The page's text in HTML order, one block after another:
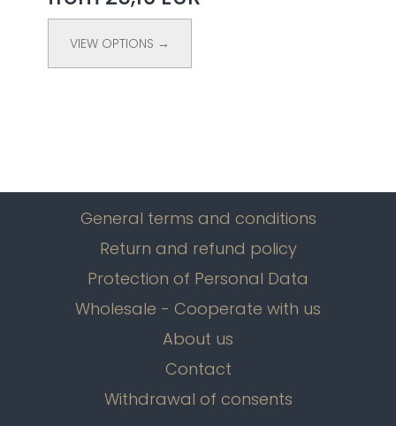
VIEW OPTIONS →
General terms and conditions
Return and refund policy
Protection of Personal Data
Wholesale - Cooperate with us
About us
Contact
Withdrawal of consents